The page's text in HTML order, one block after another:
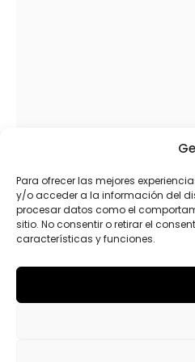
Para ofrecer las mejores
y/o acceder a la información del
procesar datos como el
sitio. No consentir o retirar el
características y funciones.